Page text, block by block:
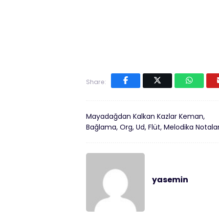
Share:
Mayadağdan Kalkan Kazlar Keman,
Bağlama, Org, Ud, Flüt, Melodika
yasemin